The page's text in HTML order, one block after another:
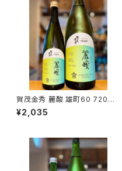
賀茂金秀 麗酸 雄町60 720ml
１本（金光酒造・広島県東広島市
黒瀬町）
¥2,035